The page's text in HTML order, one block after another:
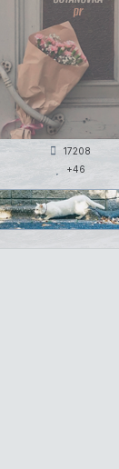
17208
+46